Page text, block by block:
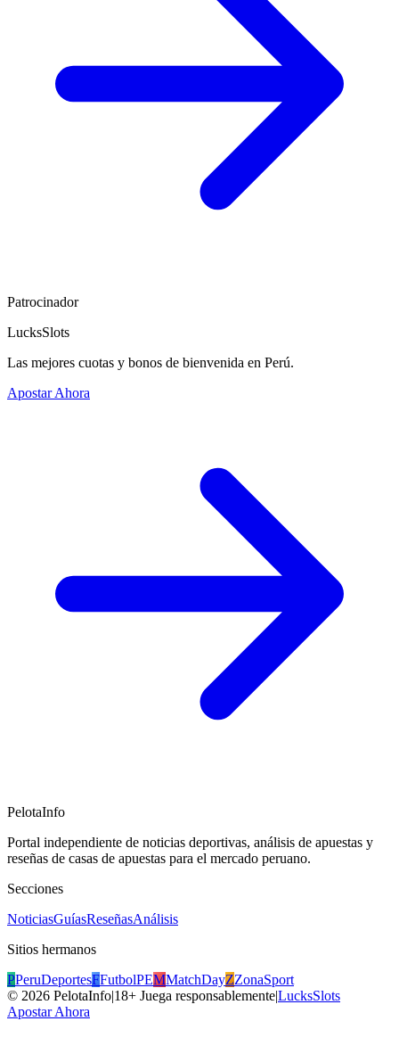
Patrocinador
LucksSlots
Las mejores cuotas y bonos de bienvenida en Perú.
Apostar Ahora
PelotaInfo
Portal independiente de noticias deportivas, análisis de apuestas y
reseñas de casas de apuestas para el mercado peruano.
Secciones
NoticiasGuíasReseñasAnálisis
Sitios hermanos
PPeruDeportesFFutbolPEMMatchDayZZonaSport
© 2026 PelotaInfo|18+ Juega responsablemente|LucksSlots
Apostar Ahora